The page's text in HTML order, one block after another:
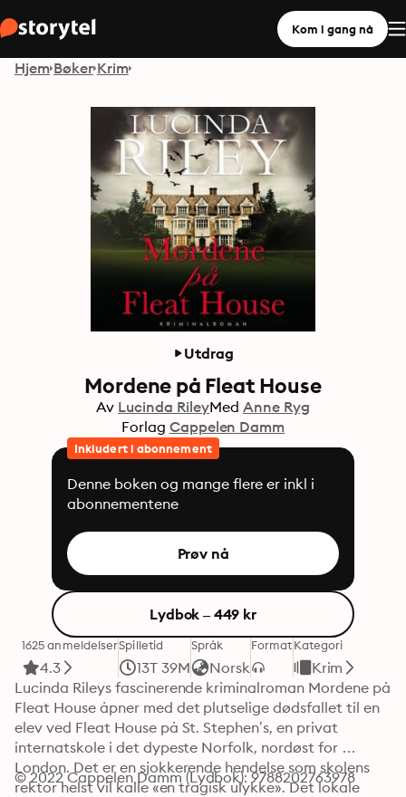
Kom i gang nå
Hjem Bøker Krim
Utdrag
Mordene på Fleat House
Av Lucinda RileyMed Anne Ryg
Forlag Cappelen Damm
Inkludert i abonnement
Denne boken og mange flere er inkl i
abonnementene
Prøv nå
Lydbok – 449 kr
1625 anmeldelser
4.3
Spilletid
13T 39M
Språk
Norsk
FormatKategori
Krim
Lucinda Rileys fascinerende kriminalroman Mordene på
Fleat House åpner med det plutselige dødsfallet til en
elev ved Fleat House på St. Stephen’s, en privat
internatskole i det dypeste Norfolk, nordøst for
London. Det er en sjokkerende hendelse som skolens
rektor helst vil kalle «en tragisk ulykke». Det lokale
© 2022 Cappelen Damm (Lydbok): 9788202763978